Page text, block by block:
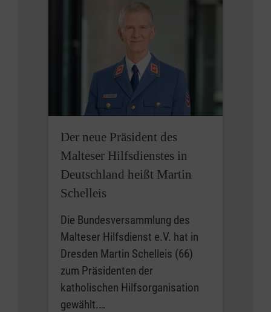
Der neue Präsident des
Malteser Hilfsdienstes in
Deutschland heißt Martin
Schelleis
Die Bundesversammlung des
Malteser Hilfsdienst e.V. hat in
Dresden Martin Schelleis (66)
zum Präsidenten der
katholischen Hilfsorganisation
gewählt.…